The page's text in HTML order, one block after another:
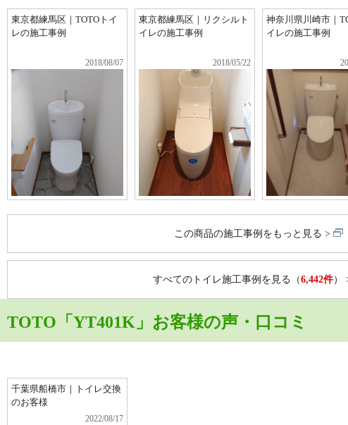
東京都練馬区｜TOTOトイ
レの施工事例
2018/08/07
東京都練馬区｜リクシルト
イレの施工事例
2018/05/22
神奈川県川崎市｜
イレの施工事例
この商品の施工事例をもっと見る
すべてのトイレ施工事例を見る （6,442件）
TOTO「YT401K」お客様の声・口コミ
千葉県船橋市｜トイレ交換
のお客様
2022/08/17